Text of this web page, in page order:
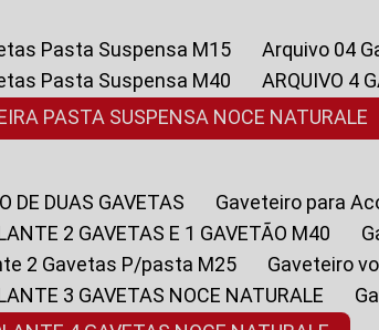
Pasta Suspensa M15
Arquivo 04
Pasta Suspensa M40
ARQUIVO 4
PASTA SUSPENSA NOCE NATURALE
DE DUAS GAVETAS
Gaveteiro para
2 GAVETAS E 1 GAVETÃO M40
2 Gavetas P/pasta M25
Gaveteiro
3 GAVETAS NOCE NATURALE